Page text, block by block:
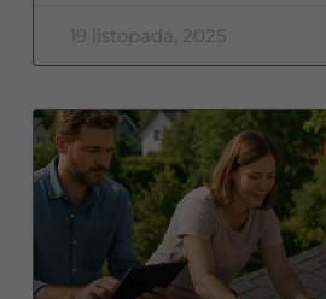
19 listopada, 2025